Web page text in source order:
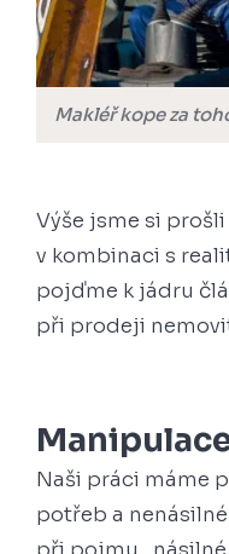
Makléř kope za
Výše jsme si
v kombinaci s
pojďme k jádru
při prodeji
Naši práci máme
potřeb a